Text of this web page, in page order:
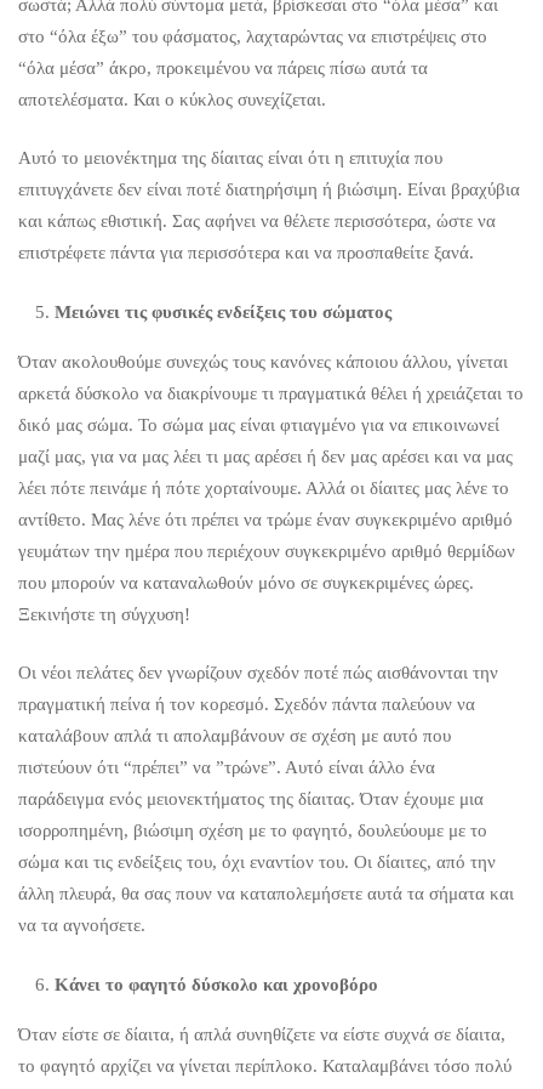
σωστά; Αλλά πολύ σύντομα μετά, βρίσκεσαι στο “όλα μέσα” και
στο “όλα έξω” του φάσματος, λαχταρώντας να επιστρέψεις στο
“όλα μέσα” άκρο, προκειμένου να πάρεις πίσω αυτά τα
αποτελέσματα. Και ο κύκλος συνεχίζεται.
Αυτό το μειονέκτημα της δίαιτας είναι ότι η επιτυχία που
επιτυγχάνετε δεν είναι ποτέ διατηρήσιμη ή βιώσιμη. Είναι βραχύβια
και κάπως εθιστική. Σας αφήνει να θέλετε περισσότερα, ώστε να
επιστρέφετε πάντα για περισσότερα και να προσπαθείτε ξανά.
Μειώνει τις φυσικές ενδείξεις του σώματος
Όταν ακολουθούμε συνεχώς τους κανόνες κάποιου άλλου, γίνεται
αρκετά δύσκολο να διακρίνουμε τι πραγματικά θέλει ή χρειάζεται το
δικό μας σώμα. Το σώμα μας είναι φτιαγμένο για να επικοινωνεί
μαζί μας, για να μας λέει τι μας αρέσει ή δεν μας αρέσει και να μας
λέει πότε πεινάμε ή πότε χορταίνουμε. Αλλά οι δίαιτες μας λένε το
αντίθετο. Μας λένε ότι πρέπει να τρώμε έναν συγκεκριμένο αριθμό
γευμάτων την ημέρα που περιέχουν συγκεκριμένο αριθμό θερμίδων
που μπορούν να καταναλωθούν μόνο σε συγκεκριμένες ώρες.
Ξεκινήστε τη σύγχυση!
Οι νέοι πελάτες δεν γνωρίζουν σχεδόν ποτέ πώς αισθάνονται την
πραγματική πείνα ή τον κορεσμό. Σχεδόν πάντα παλεύουν να
καταλάβουν απλά τι απολαμβάνουν σε σχέση με αυτό που
πιστεύουν ότι “πρέπει” να ”τρώνε”. Αυτό είναι άλλο ένα
παράδειγμα ενός μειονεκτήματος της δίαιτας. Όταν έχουμε μια
ισορροπημένη, βιώσιμη σχέση με το φαγητό, δουλεύουμε με το
σώμα και τις ενδείξεις του, όχι εναντίον του. Οι δίαιτες, από την
άλλη πλευρά, θα σας πουν να καταπολεμήσετε αυτά τα σήματα και
να τα αγνοήσετε.
Κάνει το φαγητό δύσκολο και χρονοβόρο
Όταν είστε σε δίαιτα, ή απλά συνηθίζετε να είστε συχνά σε δίαιτα,
το φαγητό αρχίζει να γίνεται περίπλοκο. Καταλαμβάνει τόσο πολύ